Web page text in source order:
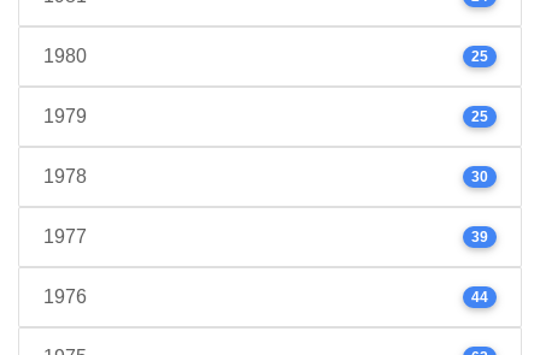
1980 25
1979 25
1978 30
1977 39
1976 44